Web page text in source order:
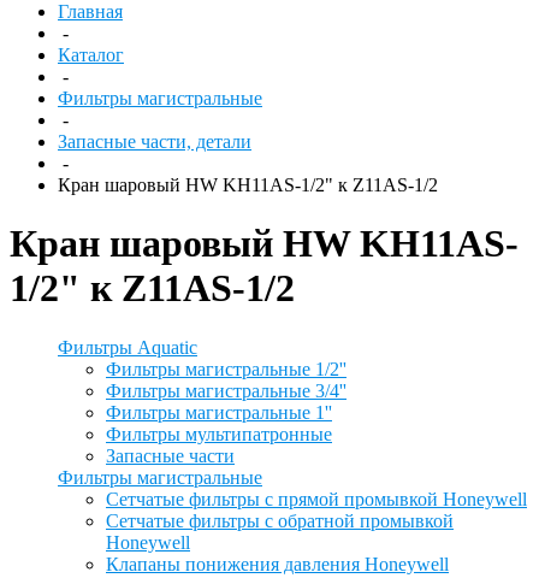
Главная
-
Каталог
-
Фильтры магистральные
-
Запасные части, детали
-
Кран шаровый HW KH11AS-1/2" к Z11AS-1/2
Кран шаровый HW KH11AS-
1/2" к Z11AS-1/2
Фильтры Aquatic
Фильтры магистральные 1/2''
Фильтры магистральные 3/4''
Фильтры магистральные 1''
Фильтры мультипатронные
Запасные части
Фильтры магистральные
Сетчатые фильтры с прямой промывкой Honeywell
Сетчатые фильтры с обратной промывкой
Honeywell
Клапаны понижения давления Honeywell